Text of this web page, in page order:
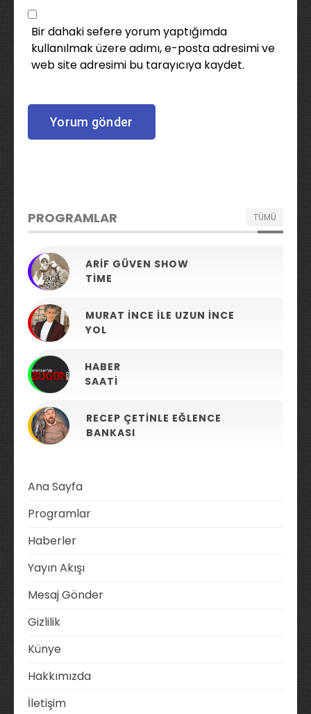
Bir dahaki sefere yorum yaptığımda
kullanılmak üzere adımı, e-posta adresimi ve
web site adresimi bu tarayıcıya kaydet.
PROGRAMLAR TÜMÜ
ARIF GÜVEN SHOW
TIME
MURAT İNCE ILE UZUN İNCE
YOL
HABER
SAATI
RECEP ÇETINLE EĞLENCE
BANKASI
Ana Sayfa
Programlar
Haberler
Yayın Akışı
Mesaj Gönder
Gizlilik
Künye
Hakkımızda
İletişim